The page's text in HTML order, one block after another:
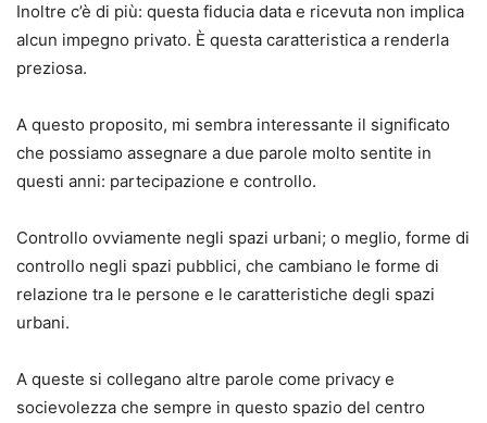
Inoltre c’è di più: questa fiducia data e ricevuta non implica
alcun impegno privato. È questa caratteristica a renderla
preziosa.
A questo proposito, mi sembra interessante il significato
che possiamo assegnare a due parole molto sentite in
questi anni: partecipazione e controllo.
Controllo ovviamente negli spazi urbani; o meglio, forme di
controllo negli spazi pubblici, che cambiano le forme di
relazione tra le persone e le caratteristiche degli spazi
urbani.
A queste si collegano altre parole come privacy e
socievolezza che sempre in questo spazio del centro